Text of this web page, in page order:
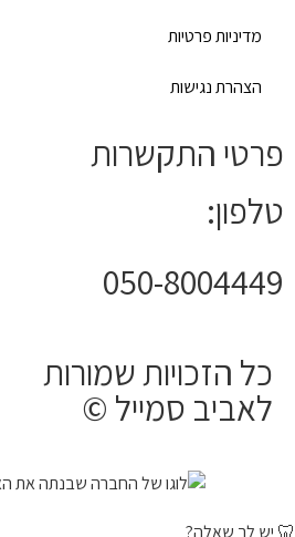
מדיניות פרטיות
הצהרת נגישות
פרטי התקשרות
טלפון:
050-8004449
כל הזכויות שמורות
לאביב סמייל ©
🦷 יש לך שאלה?